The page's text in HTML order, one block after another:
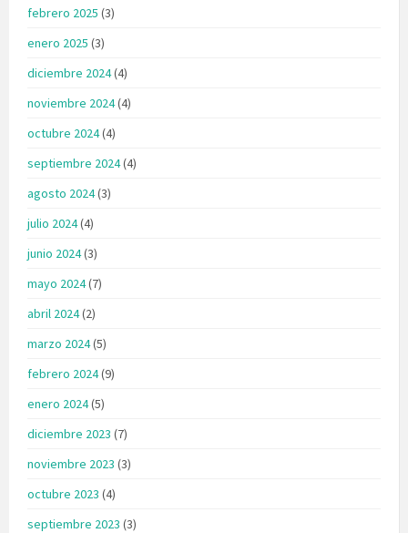
febrero 2025 (3)
enero 2025 (3)
diciembre 2024(4)
noviembre 2024(4)
octubre 2024(4)
septiembre 2024(4)
agosto 2024(3)
julio 2024(4)
junio 2024(3)
mayo 2024(7)
abril 2024(2)
marzo 2024(5)
febrero 2024(9)
enero 2024(5)
diciembre 2023 (7)
noviembre 2023 (3)
octubre 2023 (4)
septiembre 2023 (3)